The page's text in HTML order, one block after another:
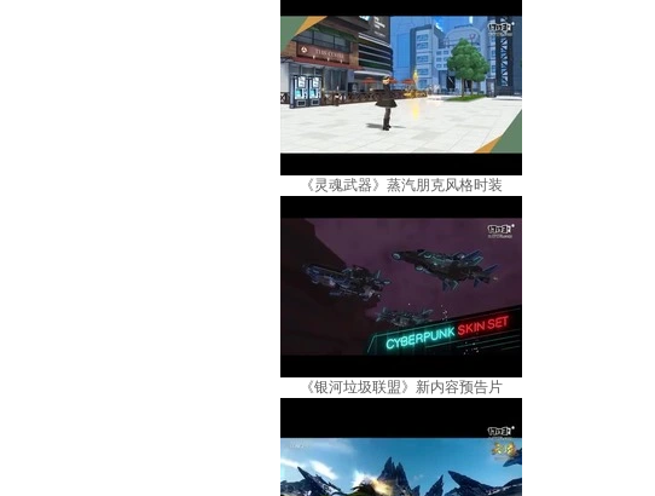
《灵魂武器》蒸汽朋克风格时装
《银河垃圾联盟》新内容预告片